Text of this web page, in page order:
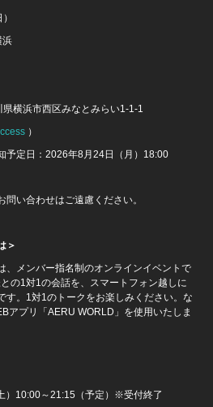
浜
横浜市西区みなとみらい1-1-1
）
予定日：2026年8月24日（月）18:00
い合わせはご遠慮ください。
＞
、メンバー指名制のオンラインイベントで
の1対1の会話を、スマートフォン越しに
す。1対1のトークをお楽しみください。な
アプリ「AERU WORLD」を使用いたしま
）10:00～21:15（予定）※受付終了